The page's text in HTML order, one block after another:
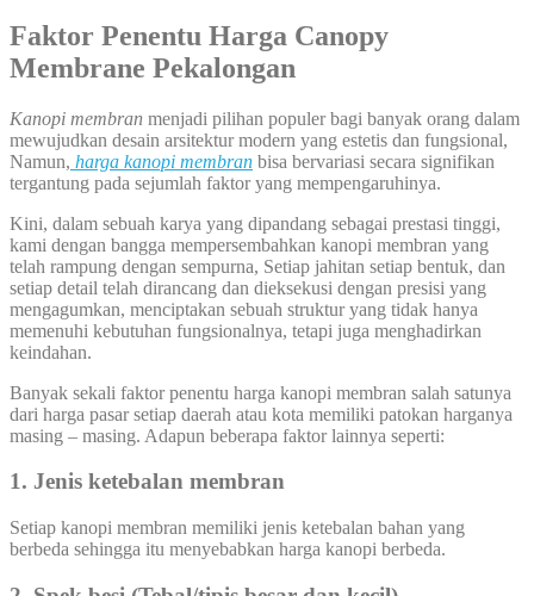
Faktor Penentu Harga Canopy
Membrane Pekalongan
Kanopi membran menjadi pilihan populer bagi banyak orang dalam
mewujudkan desain arsitektur modern yang estetis dan fungsional,
Namun, harga kanopi membran bisa bervariasi secara signifikan
tergantung pada sejumlah faktor yang mempengaruhinya.
Kini, dalam sebuah karya yang dipandang sebagai prestasi tinggi,
kami dengan bangga mempersembahkan kanopi membran yang
telah rampung dengan sempurna, Setiap jahitan setiap bentuk, dan
setiap detail telah dirancang dan dieksekusi dengan presisi yang
mengagumkan, menciptakan sebuah struktur yang tidak hanya
memenuhi kebutuhan fungsionalnya, tetapi juga menghadirkan
keindahan.
Banyak sekali faktor penentu harga kanopi membran salah satunya
dari harga pasar setiap daerah atau kota memiliki patokan harganya
masing – masing. Adapun beberapa faktor lainnya seperti:
1. Jenis ketebalan membran
Setiap kanopi membran memiliki jenis ketebalan bahan yang
berbeda sehingga itu menyebabkan harga kanopi berbeda.